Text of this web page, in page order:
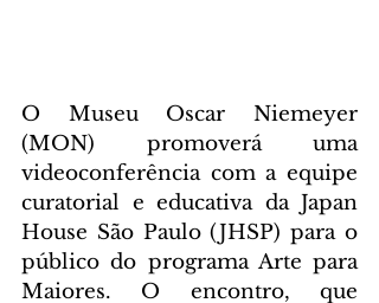
O Museu Oscar Niemeyer
(MON) promoverá uma
videoconferência com a equipe
curatorial e educativa da Japan
House São Paulo (JHSP) para o
público do programa Arte para
Maiores. O encontro, que